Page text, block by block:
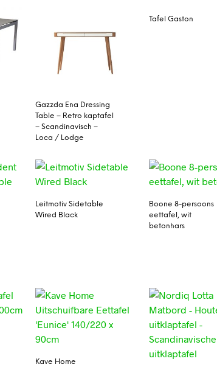
Gazzda Ena Dressing
Table – Retro kaptafel
– Scandinavisch –
Loca / Lodge
Tafel Gaston
Leitmotiv Sidetable
Wired Black
Boone 8-persoons
eettafel, wit
betonhars
Kave Home